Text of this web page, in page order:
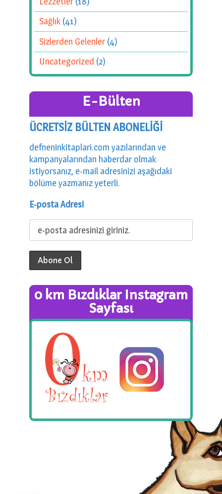
Sağlık (41)
Sizlerden Gelenler(4)
Uncategorized (2)
E-Bülten
ÜCRETSİZ BÜLTEN ABONELİĞİ
defneninkitaplari.com yazılarından ve
kampanyalarından haberdar olmak
istiyorsanız, e-mail adresinizi aşağıdaki
bölüme yazmanız yeterli.
E-posta Adresi
0 km Bızdıklar Instagram
Sayfası